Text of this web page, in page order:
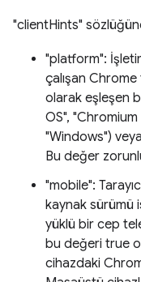
"clientHints"
"platform":
çalışan
olarak eşleşen
OS", "Chromium
"Windows")
Bu değer
"mobile":
kaynak sürümü
yüklü bir cep
bu değeri true
cihazdaki